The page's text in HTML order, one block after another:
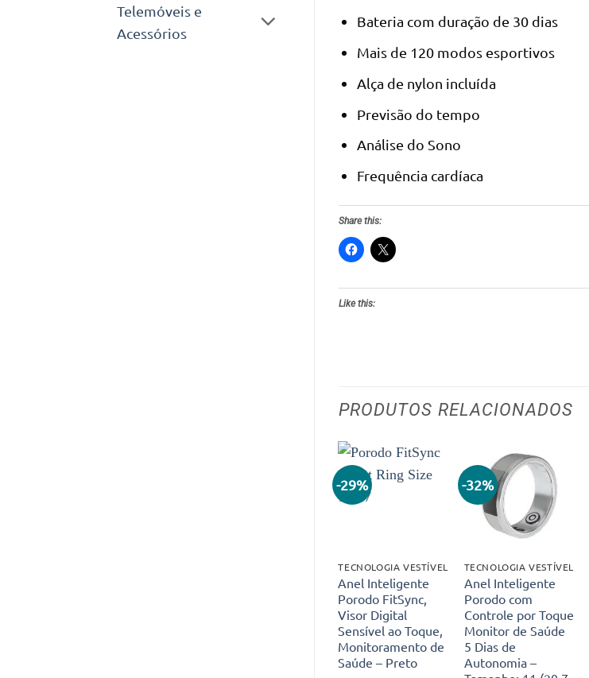
Telemóveis e
Acessórios
Bateria com duração de 30 dias
Mais de 120 modos esportivos
Alça de nylon incluída
Previsão do tempo
Análise do Sono
Frequência cardíaca
Share this:
Like this:
PRODUTOS RELACIONADOS
-29%
TECNOLOGIA VESTÍVEL
Anel Inteligente
Porodo FitSync,
Visor Digital
Sensível ao Toque,
Monitoramento de
Saúde – Preto
-32%
Adicionar
aos meus
desejos
TECNOLOGIA VESTÍVEL
Anel Inteligente
Porodo com
Controle por Toque
Monitor de Saúde
5 Dias de
Autonomia –